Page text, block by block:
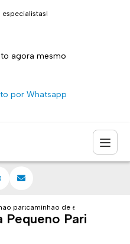
agora mesmo
por Whatsapp
para entrega sao paulo
caminhao de entrega
Pequeno Pari